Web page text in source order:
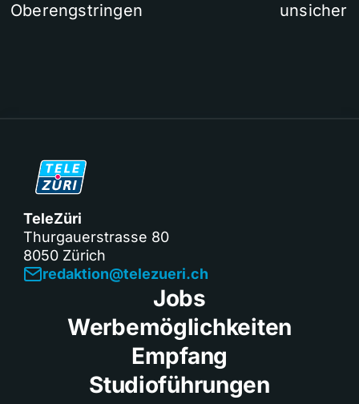
Oberengstringen
unsicher
TeleZüri
Thurgauerstrasse 80
8050 Zürich
redaktion@telezueri.ch
Jobs
Werbemöglichkeiten
Empfang
Studioführungen